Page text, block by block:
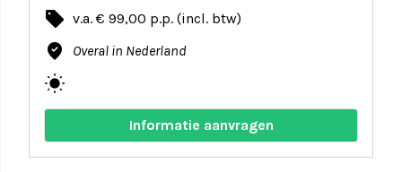
local_offer v.a. € 99,00 p.p. (incl. btw)
where_to_vote Overal in Nederland
wb_sunny
Informatie aanvragen